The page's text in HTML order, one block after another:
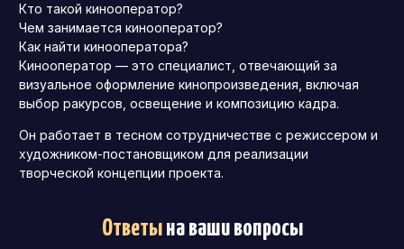
Кто такой кинооператор?
Чем занимается кинооператор?
Как найти кинооператора?
Кинооператор — это специалист, отвечающий за
визуальное оформление кинопроизведения, включая
выбор ракурсов, освещение и композицию кадра.
Он работает в тесном сотрудничестве с режиссером и
художником-постановщиком для реализации
творческой концепции проекта.
Ответына ваши вопросы